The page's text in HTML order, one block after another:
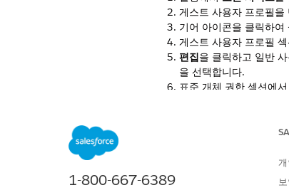
게스트 사용자 프로필을
기어 아이콘을 클릭하
게스트 사용자 프로필
편집을 클릭하고 일반
을 선택합니다.
표준 개체 권한 섹션에
옴니 프로세스 요소
1-800-667-6389